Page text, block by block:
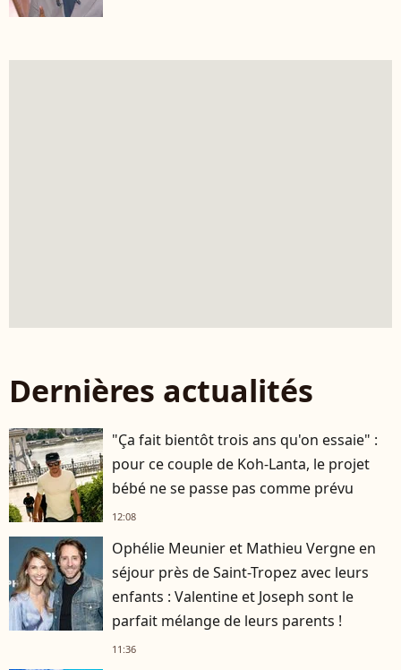
Dernières actualités
"Ça fait bientôt trois ans qu'on essaie" :
pour ce couple de Koh-Lanta, le projet
bébé ne se passe pas comme prévu
12:08
Ophélie Meunier et Mathieu Vergne en
séjour près de Saint-Tropez avec leurs
enfants : Valentine et Joseph sont le
parfait mélange de leurs parents !
11:36